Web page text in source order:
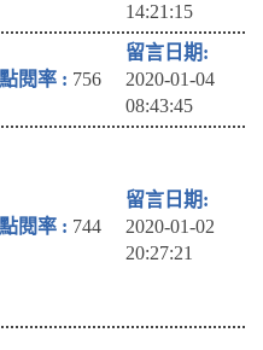
14:21:15
756
2020-01-04
08:43:45
744
2020-01-02
20:27:21